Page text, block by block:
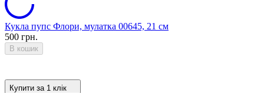
Кукла пупс Флори, мулатка 00645, 21 см
500 грн.
В кошик
Купити за 1 клiк